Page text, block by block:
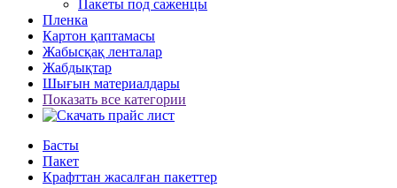
Пакеты под саженцы
Пленка
Картон қаптамасы
Жабысқақ ленталар
Жабдықтар
Шығын материалдары
Показать все категории
Басты
Пакет
Крафттан жасалған пакеттер